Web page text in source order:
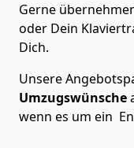
Gerne
oder Dein
Dich.
Unsere
Umzugswünsche
wenn es um ein